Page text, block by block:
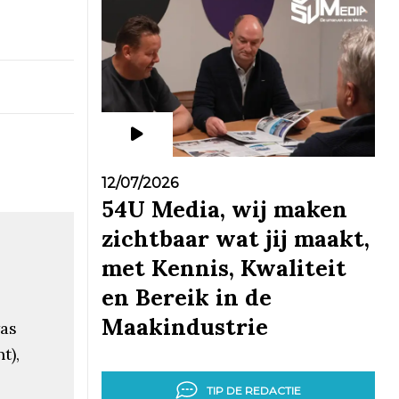
12/07/2026
54U Media, wij maken
zichtbaar wat jij maakt,
met Kennis, Kwaliteit
en Bereik in de
Maakindustrie
TIP DE REDACTIE